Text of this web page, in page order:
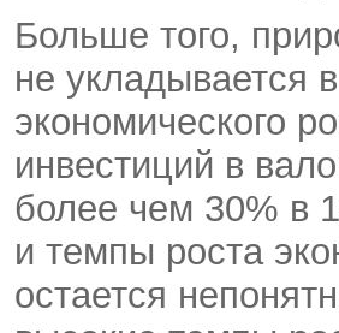
Больше того,
не укладывается
экономического
инвестиций в
более чем 30% в
и темпы роста
остается